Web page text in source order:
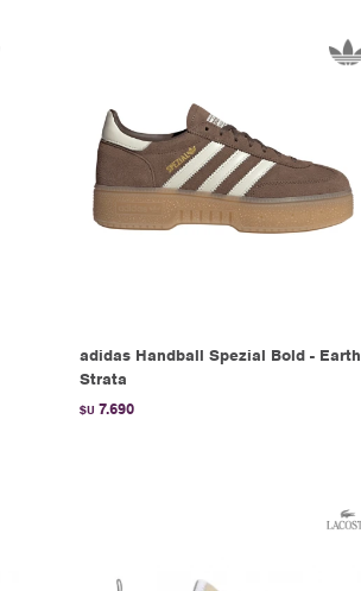
adidas Handball Spezial Bold - Earth
Strata
$U 7.690